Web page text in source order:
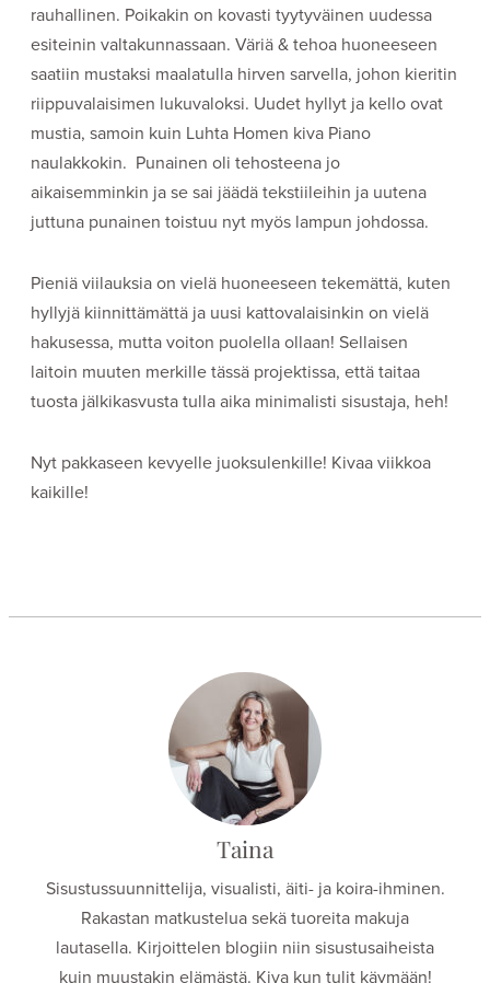
rauhallinen. Poikakin on kovasti tyytyväinen uudessa
esiteinin valtakunnassaan. Väriä & tehoa huoneeseen
saatiin mustaksi maalatulla hirven sarvella, johon kieritin
riippuvalaisimen lukuvaloksi. Uudet hyllyt ja kello ovat
mustia, samoin kuin Luhta Homen kiva Piano
naulakkokin. Punainen oli tehosteena jo
aikaisemminkin ja se sai jäädä tekstiileihin ja uutena
juttuna punainen toistuu nyt myös lampun johdossa.
Pieniä viilauksia on vielä huoneeseen tekemättä, kuten
hyllyjä kiinnittämättä ja uusi kattovalaisinkin on vielä
hakusessa, mutta voiton puolella ollaan! Sellaisen
laitoin muuten merkille tässä projektissa, että taitaa
tuosta jälkikasvusta tulla aika minimalisti sisustaja, heh!
Nyt pakkaseen kevyelle juoksulenkille! Kivaa viikkoa
kaikille!
Taina
Sisustussuunnittelija, visualisti, äiti- ja koira-ihminen.
Rakastan matkustelua sekä tuoreita makuja
lautasella. Kirjoittelen blogiin niin sisustusaiheista
kuin muustakin elämästä. Kiva kun tulit käymään!